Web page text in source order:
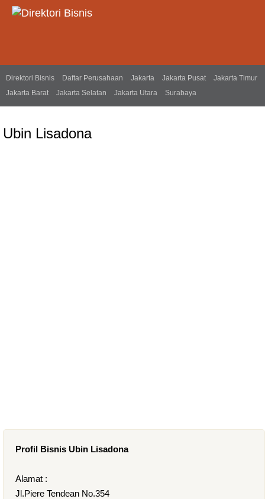
Direktori Bisnis Daftar Perusahaan Jakarta Jakarta Pusat
Jakarta Timur
Jakarta Barat
Jakarta Selatan Jakarta Utara Surabaya
Ubin Lisadona
Profil Bisnis Ubin Lisadona
Alamat :
Jl.Piere Tendean No.354